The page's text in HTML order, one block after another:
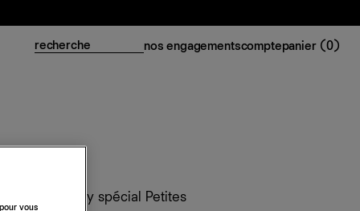
nos engagementscomptepanier (0)
Robe Sonny spécial Petites
vous